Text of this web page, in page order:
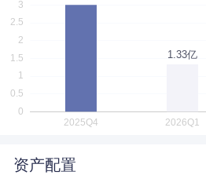
资产配置